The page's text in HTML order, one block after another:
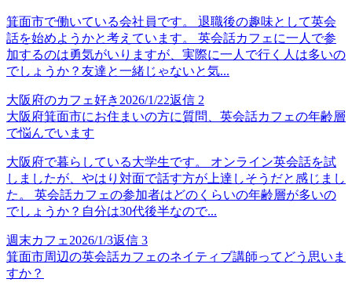
箕面市で働いている会社員です。 退職後の趣味として英会
話を始めようかと考えています。 英会話カフェに一人で参
加するのは勇気がいりますが、実際に一人で行く人は多いの
でしょうか？友達と一緒じゃないと気...
大阪府のカフェ好き 2026/1/22返信 2
大阪府箕面市にお住まいの方に質問、英会話カフェの年齢層
で悩んでいます
大阪府で暮らしている大学生です。 オンライン英会話を試
しましたが、やはり対面で話す方が上達しそうだと感じまし
た。 英会話カフェの参加者はどのくらいの年齢層が多いの
でしょうか？自分は30代後半なので...
週末カフェ 2026/1/3返信 3
箕面市周辺の英会話カフェのネイティブ講師ってどう思いま
すか？